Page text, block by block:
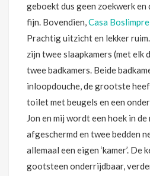
geboekt dus geen zoekwerk en
fijn. Bovendien,Casa Boslimpre
Prachtig uitzicht en lekker
zijn twee slaapkamers (met elk
twee badkamers. Beide
inloopdouche, de grootste
toilet met beugels en een
Jon en mij wordt een hoek in
afgeschermd en twee bedden
allemaal een eigen ‘kamer’. De
gootsteen onderrijdbaar,